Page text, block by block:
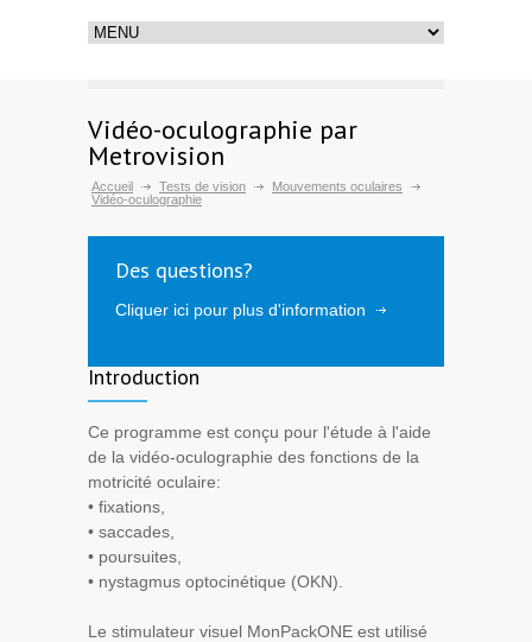
Vidéo-oculographie par
Metrovision
Accueil Tests de vision
Mouvements oculaires
Vidéo-oculographie
Des questions?
Cliquer ici pour plus d'information
Introduction
Ce programme est conçu pour l'étude à l'aide
de la vidéo-oculographie des fonctions de la
motricité oculaire:
• fixations,
• saccades,
• poursuites,
• nystagmus optocinétique (OKN).
Le stimulateur visuel MonPackONE est utilisé